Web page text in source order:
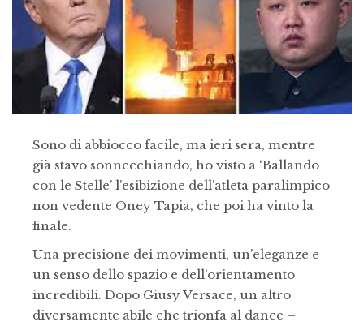
Sono di abbiocco facile, ma ieri sera, mentre
già stavo sonnecchiando, ho visto a ‘Ballando
con le Stelle’ l’esibizione dell’atleta paralimpico
non vedente Oney Tapia, che poi ha vinto la
finale.
Una precisione dei movimenti, un’eleganze e
un senso dello spazio e dell’orientamento
incredibili. Dopo Giusy Versace, un altro
diversamente abile che trionfa al dance –